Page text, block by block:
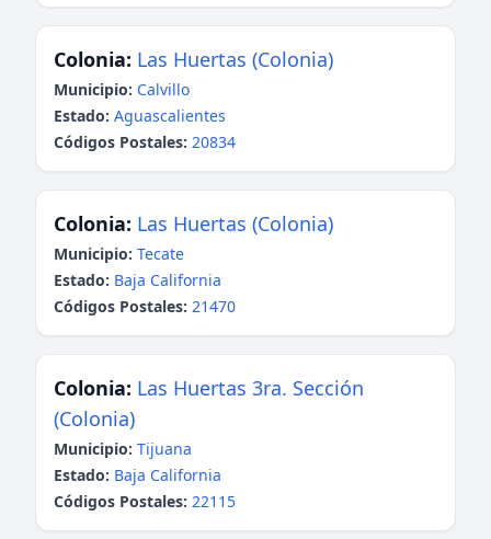
Colonia: Las Huertas (Colonia)
Municipio: Calvillo
Estado: Aguascalientes
Códigos Postales: 20834
Colonia: Las Huertas (Colonia)
Municipio: Tecate
Estado: Baja California
Códigos Postales: 21470
Colonia: Las Huertas 3ra. Sección
(Colonia)
Municipio: Tijuana
Estado: Baja California
Códigos Postales: 22115